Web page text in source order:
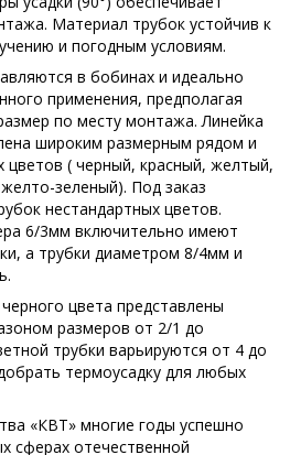
Материал трубок устойчив к
и погодным условиям.
в бобинах и идеально
применения, предполагая
по месту монтажа. Линейка
широким размерным рядом и
цветов ( черный, красный, желтый,
зеленый). Под заказ
нестандартных цветов.
6/3мм включительно имеют
а трубки диаметром 8/4мм и
цвета представлены
размеров от 2/1 до
трубки варьируются от 4 до
термоусадку для любых
«КВТ» многие годы успешно
сферах отечественной